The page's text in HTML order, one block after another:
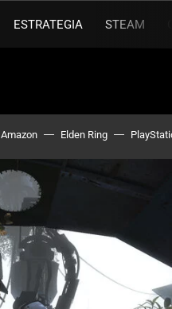
ESTRATEGIA STEAM
Amazon Elden Ring